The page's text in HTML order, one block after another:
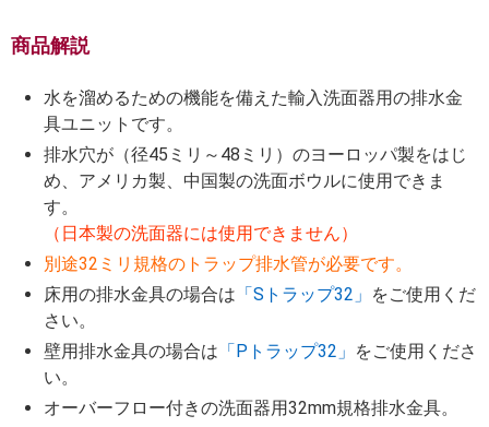
商品解説
水を溜めるための機能を備えた輸入洗面器用の排水金
具ユニットです。
排水穴が（径45ミリ～48ミリ）のヨーロッパ製をはじ
め、アメリカ製、中国製の洗面ボウルに使用できま
す。
（日本製の洗面器には使用できません）
別途32ミリ規格のトラップ排水管が必要です。
床用の排水金具の場合は 「Sトラップ32」 をご使用くだ
さい。
壁用排水金具の場合は 「Pトラップ32」 をご使用くださ
い。
オーバーフロー付きの洗面器用32mm規格排水金具。